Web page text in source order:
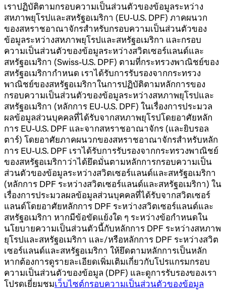
เราปฏิบัติตามกรอบความเป็นส่วนตัวของข้อมูลระหว่าง
สหภาพยุโรปและสหรัฐอเมริกา (EU-U.S. DPF) ภาคผนวก
ของสหราชอาณาจักรสำหรับกรอบความเป็นส่วนตัวของ
ข้อมูลระหว่างสหภาพยุโรปและสหรัฐอเมริกา และกรอบ
ความเป็นส่วนตัวของข้อมูลระหว่างสวิตเซอร์แลนด์และ
สหรัฐอเมริกา (Swiss-U.S. DPF) ตามที่กระทรวงพาณิชย์ของ
สหรัฐอเมริกากำหนด เราได้รับการรับรองจากกระทรวง
พาณิชย์ของสหรัฐอเมริกาในการปฏิบัติตามหลักการของ
กรอบความเป็นส่วนตัวของข้อมูลระหว่างสหภาพยุโรปและ
สหรัฐอเมริกา (หลักการ EU-U.S. DPF) ในเรื่องการประมวล
ผลข้อมูลส่วนบุคคลที่ได้รับจากสหภาพยุโรปโดยอาศัยหลัก
การ EU-U.S. DPF และจากสหราชอาณาจักร (และยิบรอล
ตาร์) โดยอาศัยภาคผนวกของสหราชอาณาจักรสำหรับหลัก
การ EU-U.S. DPF เราได้รับการรับรองจากกระทรวงพาณิชย์
ของสหรัฐอเมริกาว่าได้ยึดมั่นตามหลักการกรอบความเป็น
ส่วนตัวของข้อมูลระหว่างสวิตเซอร์แลนด์และสหรัฐอเมริกา
(หลักการ DPF ระหว่างสวิตเซอร์แลนด์และสหรัฐอเมริกา) ใน
เรื่องการประมวลผลข้อมูลส่วนบุคคลที่ได้รับจากสวิตเซอร์
แลนด์โดยอาศัยหลักการ DPF ระหว่างสวิตเซอร์แลนด์และ
สหรัฐอเมริกา หากมีข้อขัดแย้งใด ๆ ระหว่างข้อกำหนดใน
นโยบายความเป็นส่วนตัวนี้กับหลักการ DPF ระหว่างสหภาพ
ยุโรปและสหรัฐอเมริกา และ/หรือหลักการ DPF ระหว่างสวิต
เซอร์แลนด์และสหรัฐอเมริกา ให้ยึดตามหลักการเป็นหลัก
หากต้องการดูรายละเอียดเพิ่มเติมเกี่ยวกับโปรแกรมกรอบ
ความเป็นส่วนตัวของข้อมูล (DPF) และดูการรับรองของเรา
โปรดเยี่ยมชมเว็บไซต์กรอบความเป็นส่วนตัวของข้อมูล